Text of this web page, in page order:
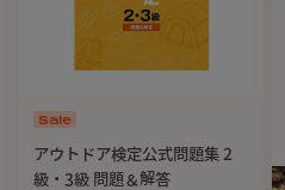
Sale
アウトドア検定公式問題集 2
級・3級 問題＆解答